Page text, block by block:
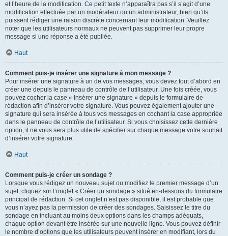
et l’heure de la modification. Ce petit texte n’apparaîtra pas s’il s’agit d’une
modification effectuée par un modérateur ou un administrateur, bien qu’ils
puissent rédiger une raison discrète concernant leur modification. Veuillez
noter que les utilisateurs normaux ne peuvent pas supprimer leur propre
message si une réponse a été publiée.
Haut
Comment puis-je insérer une signature à mon message ?
Pour insérer une signature à un de vos messages, vous devez tout d’abord en
créer une depuis le panneau de contrôle de l’utilisateur. Une fois créée, vous
pouvez cocher la case « Insérer une signature » depuis le formulaire de
rédaction afin d’insérer votre signature. Vous pouvez également ajouter une
signature qui sera insérée à tous vos messages en cochant la case appropriée
dans le panneau de contrôle de l’utilisateur. Si vous choisissez cette dernière
option, il ne vous sera plus utile de spécifier sur chaque message votre souhait
d’insérer votre signature.
Haut
Comment puis-je créer un sondage ?
Lorsque vous rédigez un nouveau sujet ou modifiez le premier message d’un
sujet, cliquez sur l’onglet « Créer un sondage » situé en-dessous du formulaire
principal de rédaction. Si cet onglet n’est pas disponible, il est probable que
vous n’ayez pas la permission de créer des sondages. Saisissez le titre du
sondage en incluant au moins deux options dans les champs adéquats,
chaque option devant être insérée sur une nouvelle ligne. Vous pouvez définir
le nombre d’options que les utilisateurs peuvent insérer en modifiant, lors du